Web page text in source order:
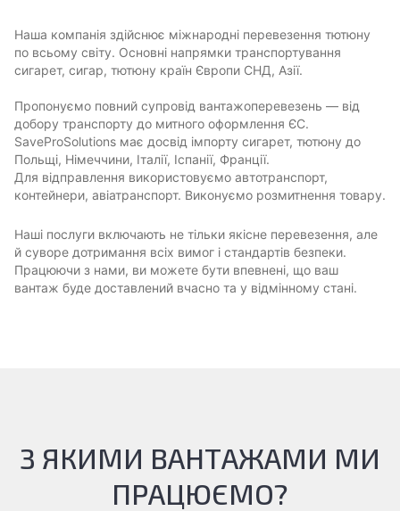
Наша компанія здійснює міжнародні перевезення тютюну
по всьому світу. Основні напрямки транспортування
сигарет, сигар, тютюну країн Європи СНД, Азії.
Пропонуємо повний супровід вантажоперевезень — від
добору транспорту до митного оформлення ЄС.
SaveProSolutions має досвід імпорту сигарет, тютюну до
Польщі, Німеччини, Італії, Іспанії, Франції.
Для відправлення використовуємо автотранспорт,
контейнери, авіатранспорт. Виконуємо розмитнення товару.
Наші послуги включають не тільки якісне перевезення, але
й суворе дотримання всіх вимог і стандартів безпеки.
Працюючи з нами, ви можете бути впевнені, що ваш
вантаж буде доставлений вчасно та у відмінному стані.
З ЯКИМИ ВАНТАЖАМИ МИ
ПРАЦЮЄМО?